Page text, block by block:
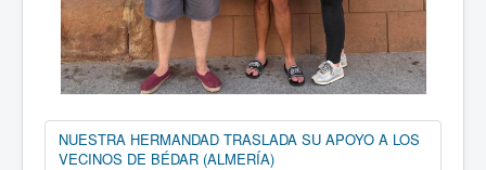
NUESTRA HERMANDAD TRASLADA SU APOYO A LOS
VECINOS DE BÉDAR (ALMERÍA)